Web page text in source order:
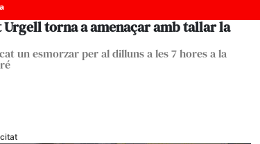
Urgell torna a amenaçar amb tallar la
un esmorzar per al dilluns a les 7 hores a la